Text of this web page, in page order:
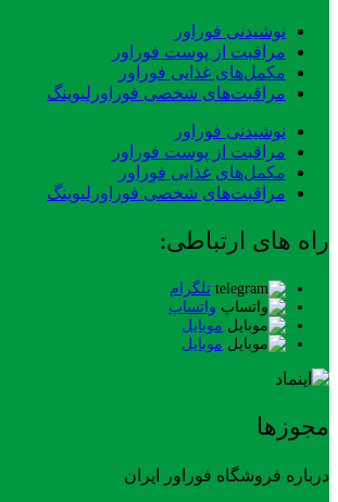
نوشیدنی فوراور
مراقبت از پوست فوراور
مکمل‌های غذایی فوراور
مراقبت‌های شخصی فوراورلیوینگ
نوشیدنی فوراور
مراقبت از پوست فوراور
مکمل‌های غذایی فوراور
مراقبت‌های شخصی فوراورلیوینگ
راه های ارتباطی:
تلگرام
واتساپ
موبایل
موبایل
مجوزها
درباره فروشگاه فوراور ایران